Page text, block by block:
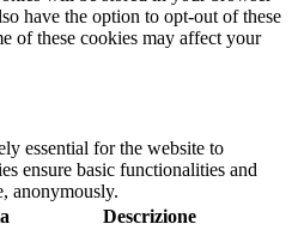
have the option to opt-out of these
of these cookies may affect your
essential for the website to
ensure basic functionalities and
anonymously.
Descrizione